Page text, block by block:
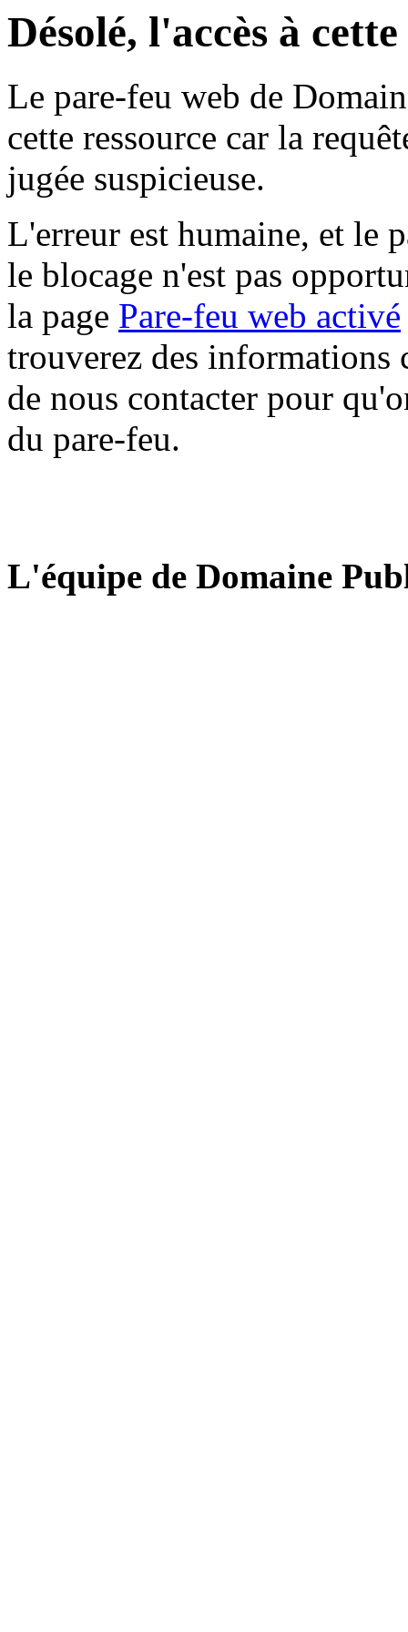
Désolé, l'accès à
Le pare-feu web de
cette ressource car la
jugée suspicieuse.
L'erreur est humaine, et le
le blocage n'est pas
la page Pare-feu web activé
trouverez des informations
de nous contacter pour
du pare-feu.
L'équipe de Domaine